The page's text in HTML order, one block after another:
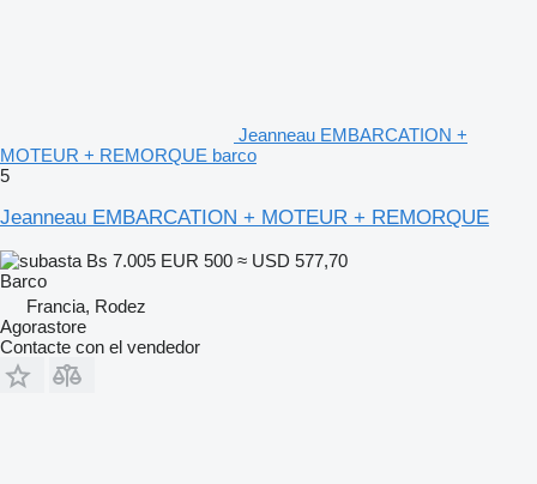
Jeanneau EMBARCATION +
MOTEUR + REMORQUE barco
5
Jeanneau EMBARCATION + MOTEUR + REMORQUE
Bs 7.005 EUR 500 ≈ USD 577,70
Barco
Francia, Rodez
Agorastore
Contacte con el vendedor